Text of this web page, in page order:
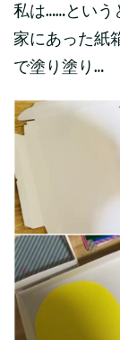
私は……という
家にあった紙
で塗り塗り…